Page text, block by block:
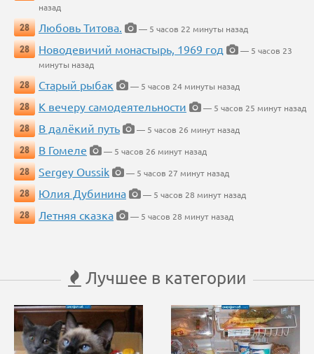
назад
28
Любовь Титова.
— 5 часов 22 минуты назад
28
Новодевичий монастырь, 1969 год
— 5 часов 23
минуты назад
28
Старый рыбак
— 5 часов 24 минуты назад
28
К вечеру самодеятельности
— 5 часов 25 минут назад
28
В далёкий путь
— 5 часов 26 минут назад
28
В Гомеле
— 5 часов 26 минут назад
28
Sergey Oussik
— 5 часов 27 минут назад
28
Юлия Дубинина
— 5 часов 28 минут назад
28
Летняя сказка — 5 часов 28 минут назад
Лучшее в категории